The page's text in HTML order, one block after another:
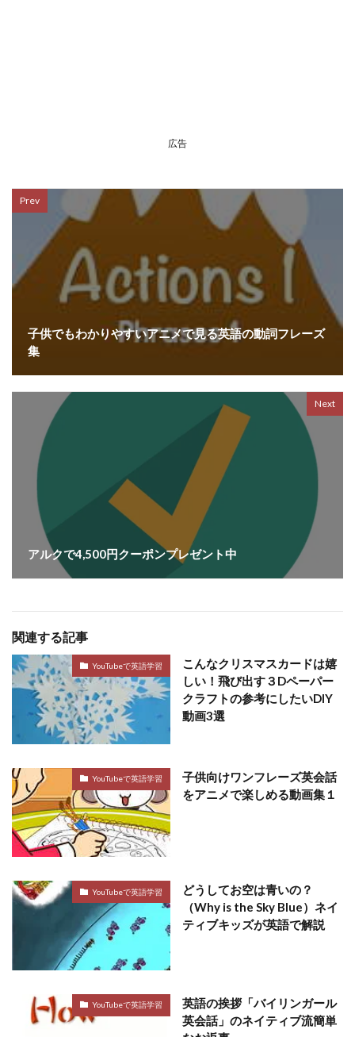
広告
Prev
子供でもわかりやすいアニメで見る英語の動詞フレーズ
集
Next
アルクで4,500円クーポンプレゼント中
関連する記事
YouTubeで英語学習
こんなクリスマスカードは嬉
しい！飛び出す３Dペーパー
クラフトの参考にしたいDIY
動画3選
YouTubeで英語学習
子供向けワンフレーズ英会話
をアニメで楽しめる動画集１
YouTubeで英語学習
どうしてお空は青いの？
（Why is the Sky Blue）ネイ
ティブキッズが英語で解説
YouTubeで英語学習
英語の挨拶「バイリンガール
英会話」のネイティブ流簡単